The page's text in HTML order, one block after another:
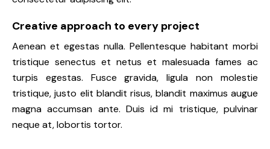
Creative approach to every project
Aenean et egestas nulla. Pellentesque habitant morbi
tristique senectus et netus et malesuada fames ac
turpis egestas. Fusce gravida, ligula non molestie
tristique, justo elit blandit risus, blandit maximus augue
magna accumsan ante. Duis id mi tristique, pulvinar
neque at, lobortis tortor.